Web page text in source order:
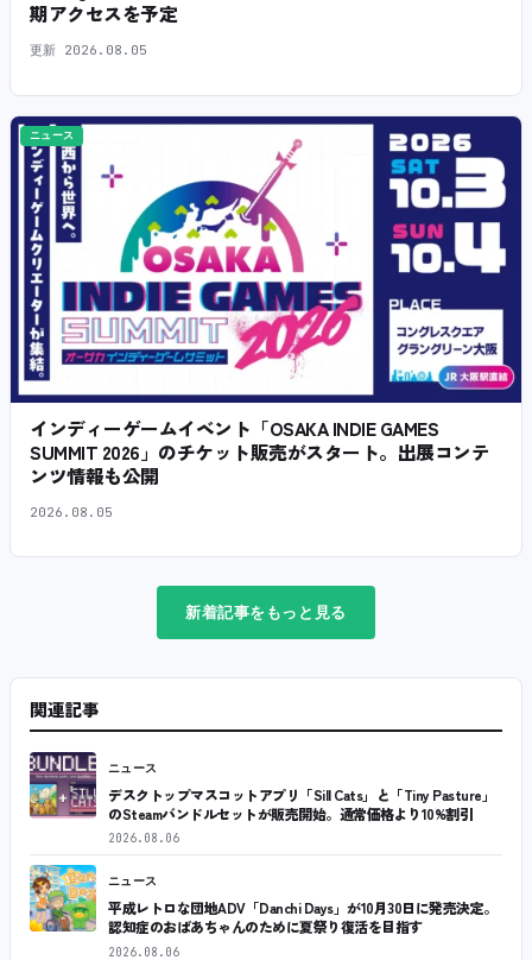
期アクセスを予定
更新 2026.08.05
ニュース
インディーゲームイベント「OSAKA INDIE GAMES
SUMMIT 2026」のチケット販売がスタート。出展コンテ
ンツ情報も公開
2026.08.05
新着記事をもっと見る
関連記事
ニュース
デスクトップマスコットアプリ「Sill Cats」と「Tiny Pasture」
のSteamバンドルセットが販売開始。通常価格より10%割引
2026.08.06
ニュース
平成レトロな団地ADV「Danchi Days」が10月30日に発売決定。
認知症のおばあちゃんのために夏祭り復活を目指す
2026.08.06